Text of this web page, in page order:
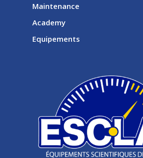
Maintenance
Academy
Equipements